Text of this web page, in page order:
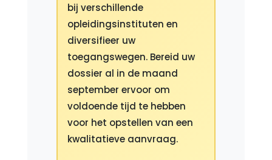
bij verschillende
opleidingsinstituten en
diversifieer uw
toegangswegen. Bereid uw
dossier al in de maand
september ervoor om
voldoende tijd te hebben
voor het opstellen van een
kwalitatieve aanvraag.